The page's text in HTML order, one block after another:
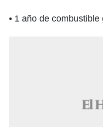
• 1 año de combustible